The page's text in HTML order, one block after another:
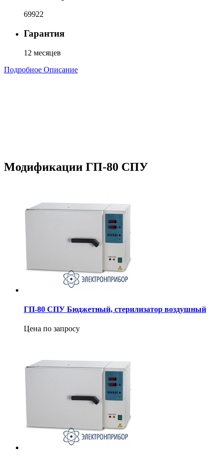
69922
Гарантия
12 месяцев
Подробное Описание
Модификации ГП-80 СПУ
ГП-80 СПУ Бюджетный, стерилизатор воздушный
Цена по запросу